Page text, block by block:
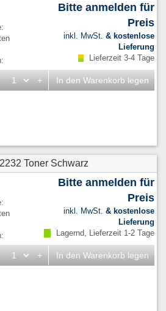
Bitte anmelden für
Preis
inkl. MwSt. & kostenlose
Lieferung
Lieferzeit 3-4 Tage
+ In den Warenkorb legen
Toner Schwarz
Bitte anmelden für
Preis
inkl. MwSt. & kostenlose
Lieferung
Lagernd, Lieferzeit 1-2 Tage
+ In den Warenkorb legen